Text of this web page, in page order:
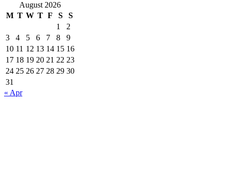
August 2026
M T W T F S
S
1
2
3
4 5 6 7 8
9
10 11 12 13 14 15 16
17 18 19 20 21 22 23
24 25 26 27 28 29 30
31
« Apr